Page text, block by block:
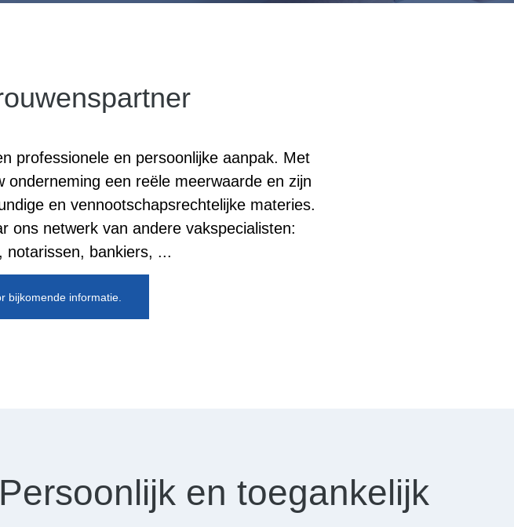
professionele en persoonlijke aanpak. Met
een reële meerwaarde en zijn
en vennootschapsrechtelijke materies.
ons netwerk van andere vakspecialisten:
notarissen, bankiers, ...
bijkomende informatie.
Persoonlijk en toegankelijk